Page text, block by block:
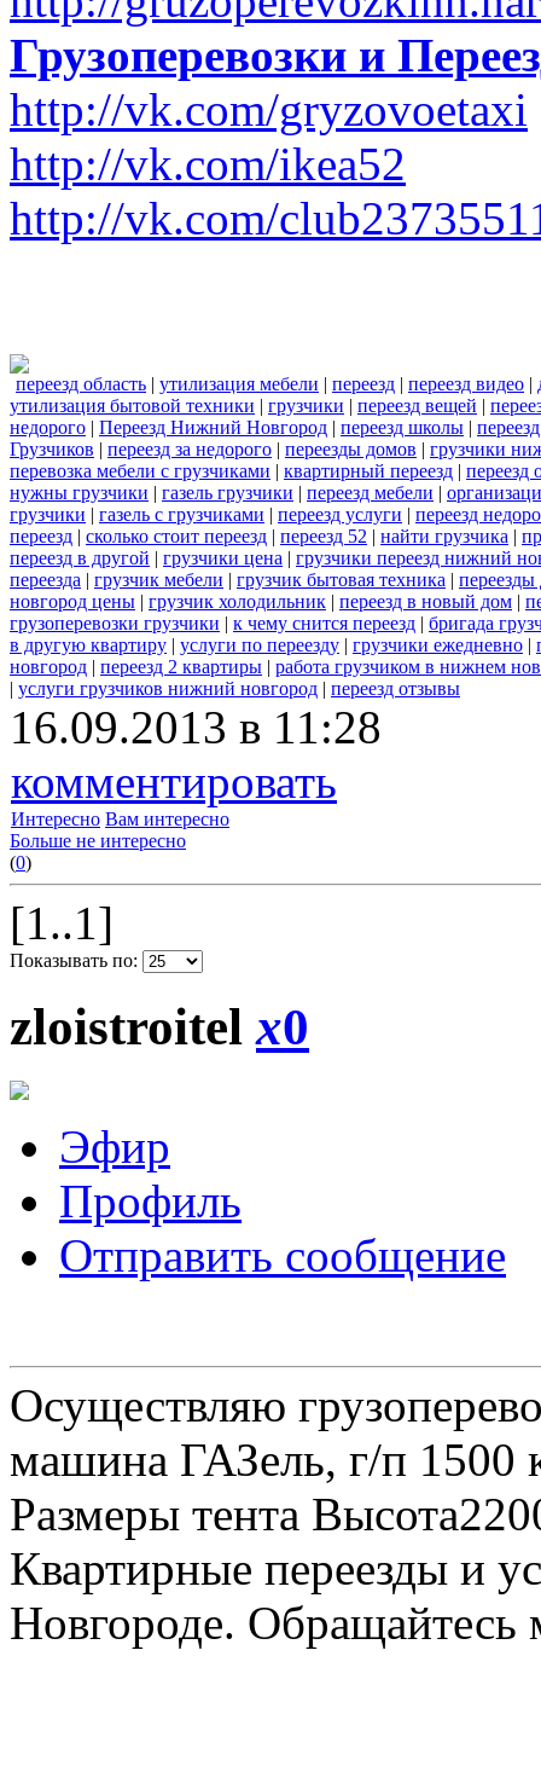
Грузоперевозки и
http://vk.com/gryzovoetaxi
http://vk.com/ikea52
http://vk.com/
переезд область | утилизация мебели | переезд | переезд видео |
утилизация бытовой техники | грузчики | переезд вещей |
недорого | Переезд Нижний Новгород | переезд школы |
Грузчиков | переезд за недорого | переезды домов | грузчики
перевозка мебели с грузчиками | квартирный переезд | переезд
нужны грузчики | газель грузчики | переезд мебели |
грузчики | газель с грузчиками | переезд услуги | переезд
переезд | сколько стоит переезд | переезд 52 | найти грузчика |
переезд в другой | грузчики цена | грузчики переезд нижний
переезда | грузчик мебели | грузчик бытовая техника | переезды
новгород цены | грузчик холодильник | переезд в новый дом |
грузоперевозки грузчики | к чему снится переезд | бригада
в другую квартиру | услуги по переезду | грузчики ежедневно |
новгород | переезд 2 квартиры | работа грузчиком в нижнем
| услуги грузчиков нижний новгород | переезд отзывы
16.09.2013 в 11:28
комментировать
Интересно Вам интересно
Больше не интересно
(0)
[1..1]
Показывать по:
zloistroitelx0
Эфир
Профиль
Отправить сообщение
Осуществляю
машина ГАЗель, г/п 1500
Размеры тента
Квартирные переезды и
Новгороде.